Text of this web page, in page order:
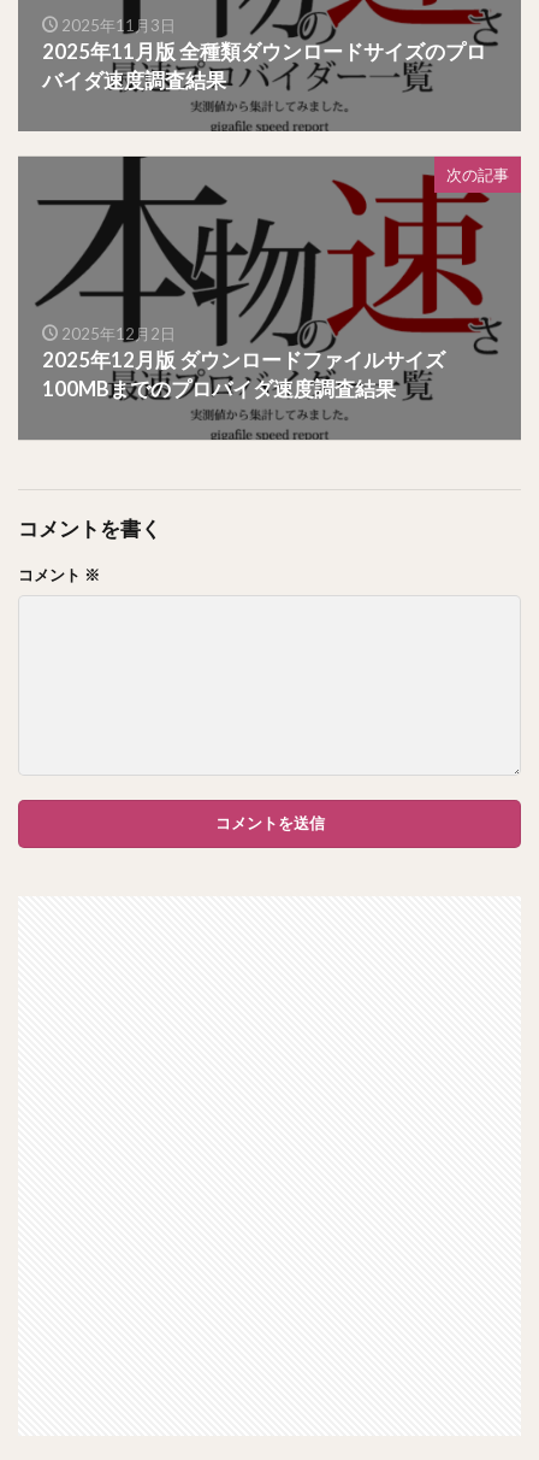
2025年11月3日
2025年11月版 全種類ダウンロードサイズのプロ
バイダ速度調査結果
次の記事
2025年12月2日
2025年12月版 ダウンロードファイルサイズ
100MBまでのプロバイダ速度調査結果
コメントを書く
コメント ※